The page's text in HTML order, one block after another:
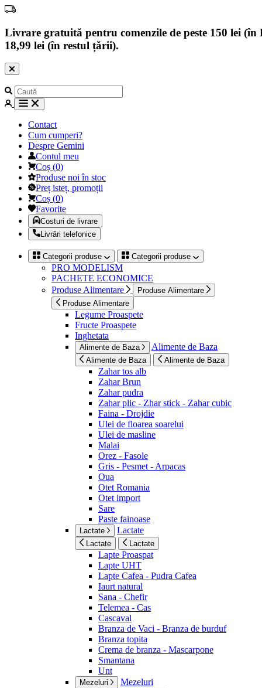
Livrare gratuită pentru comenzile de peste 150 lei
18,99 lei (în restul țării).
Contact
Cum cumperi?
Despre Gemini
Contul meu
Coș (0)
Produse noi în stoc
Preț isteț, promoții
Coș (0)
Favorite
Costuri de livrare
Livrări telefonice
Categorii produse Categorii produse
PRO MODELISM
PACHETE ECONOMICE
Produse Alimentare
Produse Alimentare
Produse Alimentare
Legume Proaspete
Fructe Proaspete
Inghetata
Alimente de Baza Alimente de Baza
Alimente de Baza Alimente de Baza
Zahar tos alb
Zahar Brun
Zahar pudra
Zahar plic - Zhar stick - Zahar cubic
Faina - Drojdie
Ulei de floarea soarelui
Ulei de masline
Malai
Orez - Fasole
Gris - Pesmet - Arpacas
Oua
Otet Romania
Otet import
Sare
Paste fainoase
Lactate Lactate
Lactate Lactate
Lapte Proaspat
Lapte UHT
Lapte Cafea - Pudra Cafea
Iaurt natural
Sana - Chefir
Telemea - Cas
Cascaval
Branza de Vaci - Branza de burduf
Branza topita
Crema de branza - Mascarpone
Smantana
Unt
Mezeluri Mezeluri